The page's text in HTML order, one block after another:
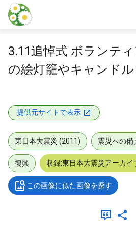
本文に飛ぶ
3.11追悼式 ボランテ
の絵灯籠やキャンドル
提供元サイトで表示
東日本大震災 (2011) 震災への備
復興 収録:東日本大震災アーカイ
この画像に似た画像を探す